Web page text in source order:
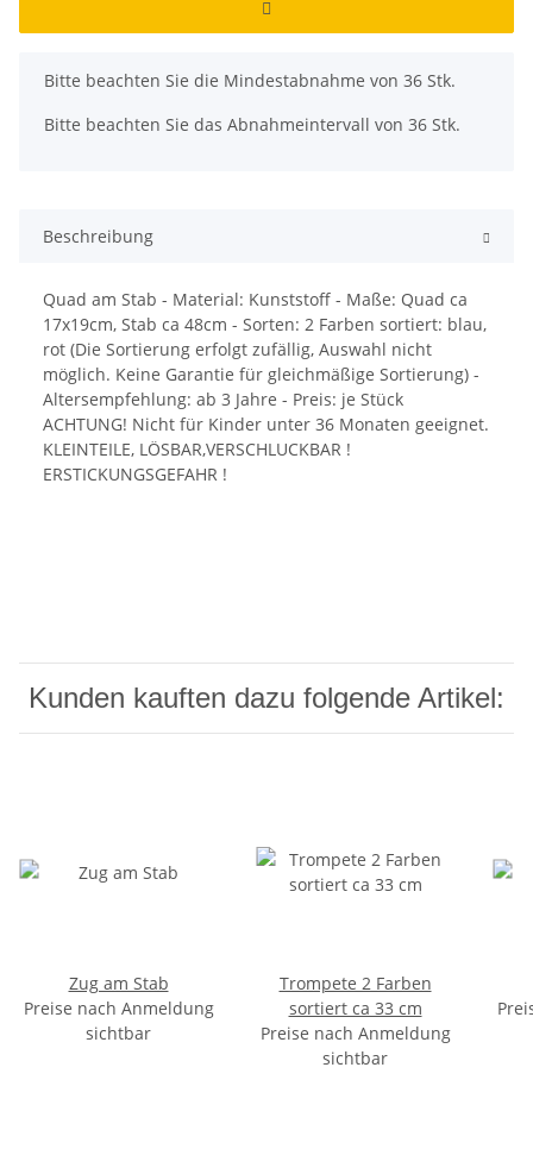
x
Bitte beachten Sie die Mindestabnahme von 36 Stk.
Bitte beachten Sie das Abnahmeintervall von 36 Stk.
Beschreibung
Quad am Stab - Material: Kunststoff - Maße: Quad ca
17x19cm, Stab ca 48cm - Sorten: 2 Farben sortiert: blau,
rot (Die Sortierung erfolgt zufällig, Auswahl nicht
möglich. Keine Garantie für gleichmäßige Sortierung) -
Altersempfehlung: ab 3 Jahre - Preis: je Stück
ACHTUNG! Nicht für Kinder unter 36 Monaten geeignet.
KLEINTEILE, LÖSBAR,VERSCHLUCKBAR !
ERSTICKUNGSGEFAHR !
Kunden kauften dazu folgende Artikel:
Zug am Stab
Preise nach Anmeldung
sichtbar
Trompete 2 Farben
sortiert ca 33 cm
Preise nach Anmeldung
sichtbar